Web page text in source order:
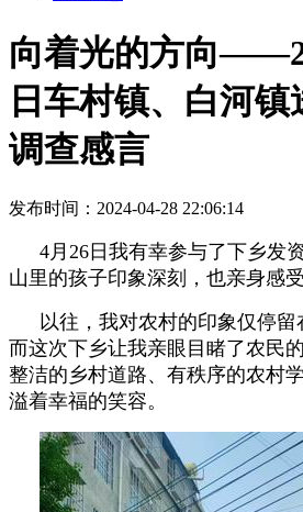
向着光的方向
日车村镇、白河
调查感言
发布时间：2024-04-28 22:06:14
4月 26 日我有幸参与了下乡发
山里的孩子印象深刻，也亲身感
以往，我对农村的印象仅停留
而这次下乡让我亲眼目睹了农民
整洁的乡村道路、有秩序的农村
溢着幸福的笑容。